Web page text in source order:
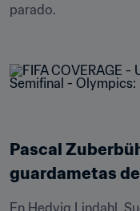
parado.
Pascal
guardametas de
En Hedvig Lindahl,